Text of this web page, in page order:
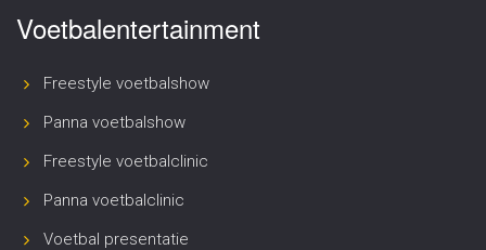
Voetbalentertainment
Freestyle voetbalshow
Panna voetbalshow
Freestyle voetbalclinic
Panna voetbalclinic
Voetbal presentatie